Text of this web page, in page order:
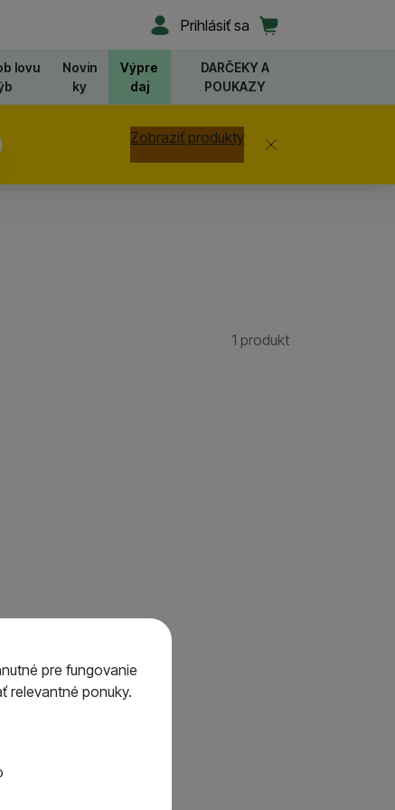
pre fungovanie
relevantné ponuky.
Užívateľská sekcia
Prihlásiť sa Košík
lovu
Novin
ky
Výpre
daj
DARČEKY A
POUKAZY
Zobraziť produkty Zavrieť
Nájdených
1 produkt